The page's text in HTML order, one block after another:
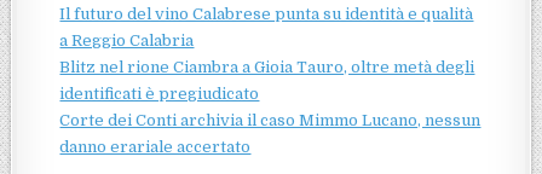
Il futuro del vino Calabrese punta su identità e qualità
a Reggio Calabria
Blitz nel rione Ciambra a Gioia Tauro, oltre metà degli
identificati è pregiudicato
Corte dei Conti archivia il caso Mimmo Lucano, nessun
danno erariale accertato